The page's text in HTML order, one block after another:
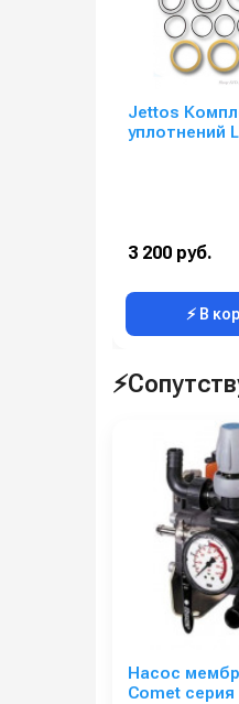
Jettos
уплотнений
3 200 руб.
⚡ В
Насос
Comet